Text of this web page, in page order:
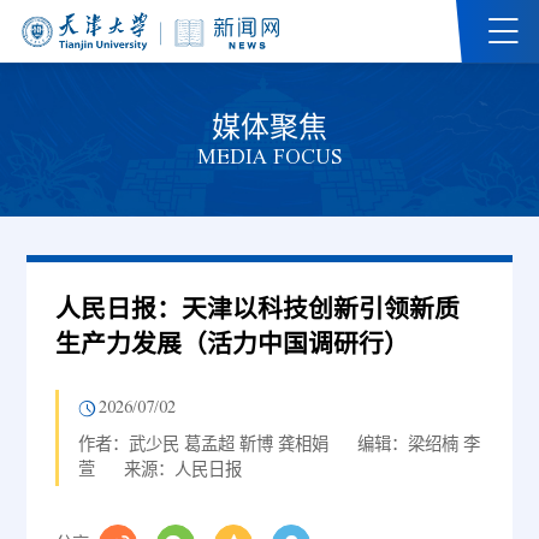
媒体聚焦
MEDIA FOCUS
人民日报：天津以科技创新引领新质
生产力发展（活力中国调研行）
2026/07/02
作者：武少民 葛孟超 靳博 龚相娟
编辑：梁绍楠 李
萱
来源：人民日报